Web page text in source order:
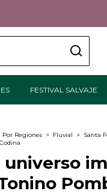
FESTIVAL SALVAJE
Por Regiones > Fluvial > Santa
universo